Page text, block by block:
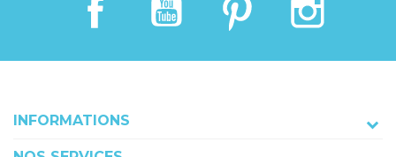
INFORMATIONS